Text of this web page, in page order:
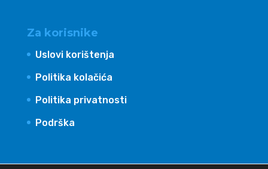
Za korisnike
Uslovi korištenja
Politika kolačića
Politika privatnosti
Podrška